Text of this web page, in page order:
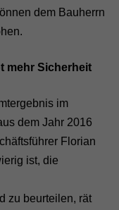
dem Bauherrn
mehr Sicherheit
im
dem Jahr 2016
Florian
ist, die
zu beurteilen, rät